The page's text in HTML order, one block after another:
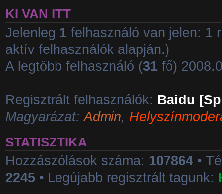
KI VAN ITT
Jelenleg 1 felhasználó van jelen: 1
aktív felhasználók alapján.)
A legtöbb felhasználó (31 fő)
Regisztrált felhasználók: Baidu
Magyarázat:Admin,
STATISZTIKA
Hozzászólások száma: 107864 •
2245 • Legújabb regisztrált tagunk: